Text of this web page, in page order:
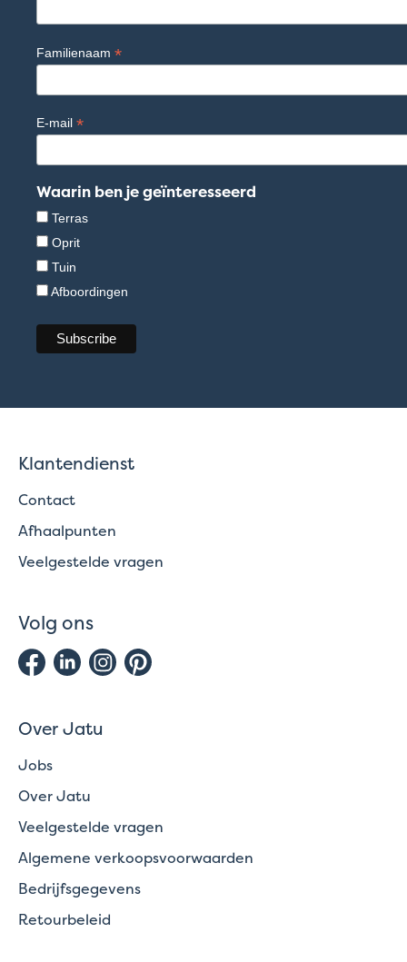
Familienaam *
E-mail *
Waarin ben je geïnteresseerd
Terras
Oprit
Tuin
Afboordingen
Klantendienst
Contact
Afhaalpunten
Veelgestelde vragen
Volg ons
Over Jatu
Jobs
Over Jatu
Veelgestelde vragen
Algemene verkoopsvoorwaarden
Bedrijfsgegevens
Retourbeleid